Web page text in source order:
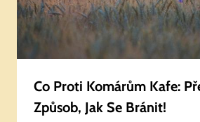
Co Proti Komárům Kafe:
Způsob, Jak Se Bránit!